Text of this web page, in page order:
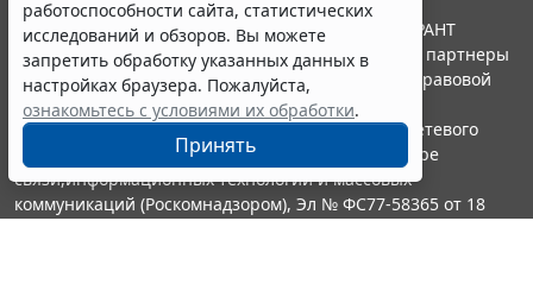
работоспособности сайта, статистических
исследований и обзоров. Вы можете
запретить обработку указанных данных в
настройках браузера. Пожалуйста,
ознакомьтесь с условиями их обработки.
Принять
© ООО "НПП "ГАРАНТ-СЕРВИС", 2026. Система ГАРАНТ
выпускается с 1990 года. Компания "Гарант" и ее партнеры
являются участниками Российской ассоциации правовой
информации ГАРАНТ.
Портал ГАРАНТ.РУ зарегистрирован в качестве сетевого
издания Федеральной службой по надзору в сфере
связи,информационных технологий и массовых
коммуникаций (Роскомнадзором), Эл № ФС77-58365 от 18